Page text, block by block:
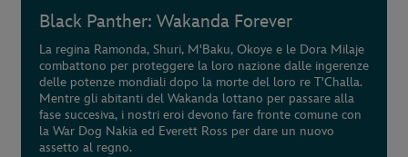
Black Panther: Wakanda Forever
La regina Ramonda, Shuri, M'Baku, Okoye e le Dora Milaje
combattono per proteggere la loro nazione dalle ingerenze
delle potenze mondiali dopo la morte del loro re T'Challa.
Mentre gli abitanti del Wakanda lottano per passare alla
fase succesiva, i nostri eroi devono fare fronte comune con
la War Dog Nakia ed Everett Ross per dare un nuovo
assetto al regno.